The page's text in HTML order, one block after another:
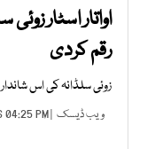
اواتار اسٹار
رقم کردی
زوئی سلڈانہ کی اس شاندار
ویب ڈیسک | JAN 14, 2026 04:25 PM |